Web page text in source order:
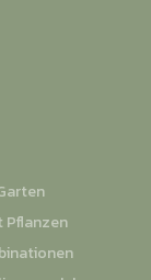
Pflanzen